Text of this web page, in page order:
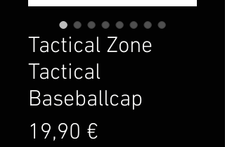
Tactical Zone
Tactical
Baseballcap
19,90 €